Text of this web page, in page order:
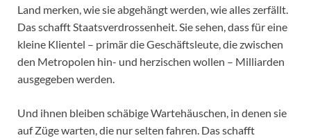
Land merken, wie sie abgehängt werden, wie alles zerfällt.
Das schafft Staatsverdrossenheit. Sie sehen, dass für eine
kleine Klientel – primär die Geschäftsleute, die zwischen
den Metropolen hin- und herzischen wollen – Milliarden
ausgegeben werden.
Und ihnen bleiben schäbige Wartehäuschen, in denen sie
auf Züge warten, die nur selten fahren. Das schafft